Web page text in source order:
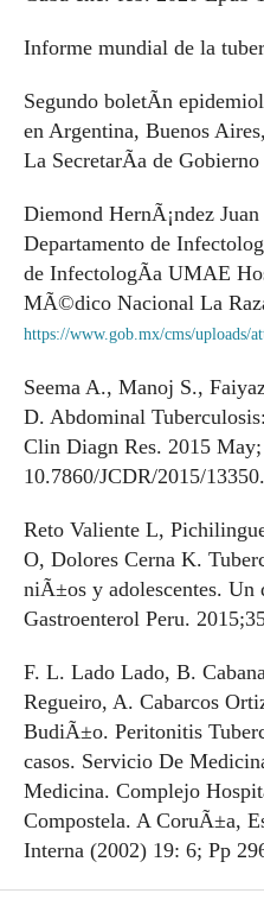
Informe mundial de la
Segundo boletÃ­n
en Argentina, Buenos
La SecretarÃ­a de
Diemond HernÃ¡ndez
Departamento de
de InfectologÃ­a UMAE
MÃ©dico Nacional La
https://www.gob.mx/cms/
Seema A., Manoj S.,
D. Abdominal
Clin Diagn Res. 2015
10.7860/JCDR/2015/
Reto Valiente L,
O, Dolores Cerna K.
niÃ±os y adolescentes. Un
Gastroenterol Peru.
F. L. Lado Lado, B.
Regueiro, A. Cabarcos
BudiÃ±o. Peritonitis
casos. Servicio De
Medicina. Complejo
Compostela. A CoruÃ±a,
Interna (2002) 19: 6; Pp